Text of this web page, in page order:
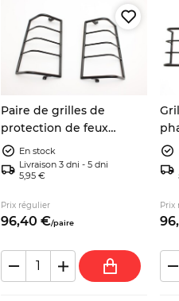
Paire de grilles de
protection de feux
arrière Fiat Panda 141 4x2
4x4
En stock
Livraison 3 dni - 5 dni
5,95 €
Prix régulier
96,40 €/paire
Prix
96,